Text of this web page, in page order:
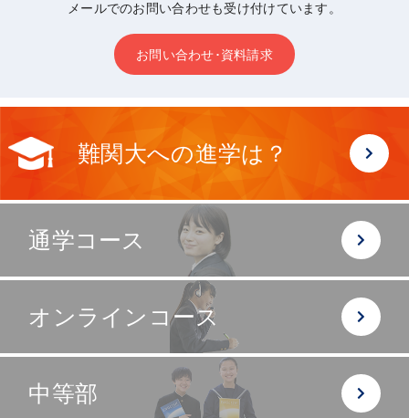
メールでのお問い合わせも受け付けています。
お問い合わせ･資料請求
難関大への進学は？
通学コース
オンラインコース
中等部